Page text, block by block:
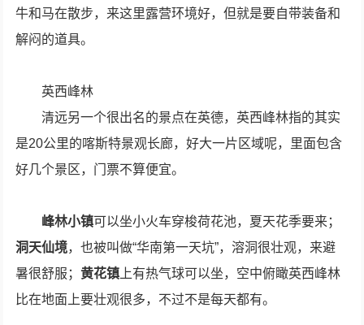
牛和马在散步，来这里露营环境好，但就是要自带装备和
解闷的道具。
英西峰林
清远另一个很出名的景点在英德，英西峰林指的其实
是20公里的喀斯特景观长廊，好大一片区域呢，里面包含
好几个景区，门票不算便宜。
峰林小镇可以坐小火车穿梭荷花池，夏天花季要来；
洞天仙境，也被叫做“华南第一天坑”，溶洞很壮观，来避
暑很舒服；黄花镇 上有热气球可以坐，空中俯瞰英西峰林
比在地面上要壮观很多，不过不是每天都有。